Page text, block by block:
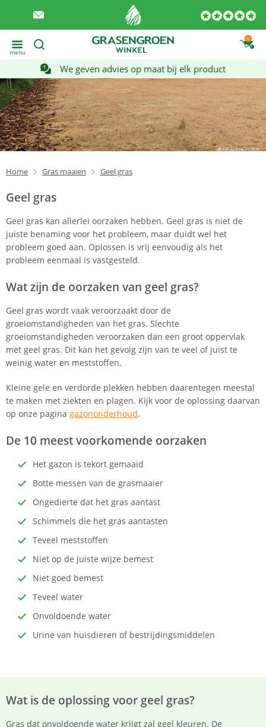
menu
0
We geven advies op maat bij elk product
Home Gras maaien Geel gras
Geel gras
Geel gras kan allerlei oorzaken hebben. Geel gras is niet de
juiste benaming voor het probleem, maar duidt wel het
probleem goed aan. Oplossen is vrij eenvoudig als het
probleem eenmaal is vastgesteld.
Wat zijn de oorzaken van geel gras?
Geel gras wordt vaak veroorzaakt door de
groeiomstandigheden van het gras. Slechte
groeiomstandigheden veroorzaken dan een groot oppervlak
met geel gras. Dit kan het gevolg zijn van te veel of juist te
weinig water en meststoffen.
Kleine gele en verdorde plekken hebben daarentegen meestal
te maken met ziekten en plagen. Kijk voor de oplossing daarvan
op onze pagina gazononderhoud.
De 10 meest voorkomende oorzaken
Het gazon is tekort gemaaid
Botte messen van de grasmaaier
Ongedierte dat het gras aantast
Schimmels die het gras aantasten
Teveel meststoffen
Niet op de juiste wijze bemest
Niet goed bemest
Teveel water
Onvoldoende water
Urine van huisdieren of bestrijdingsmiddelen
Wat is de oplossing voor geel gras?
Gras dat onvoldoende water krijgt zal geel kleuren. De